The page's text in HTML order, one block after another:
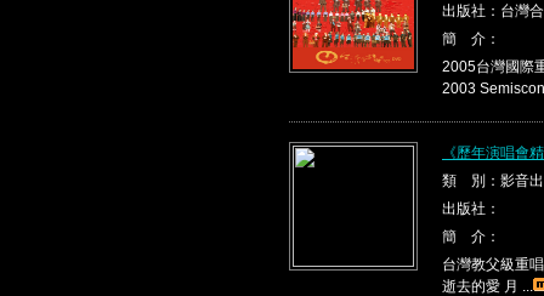
出版社：台灣
簡 介：
2005台灣國際
2003
《歷年演唱會
類 別：影音
出版社：
簡 介：
台灣教父級重
逝去的愛 月 ...